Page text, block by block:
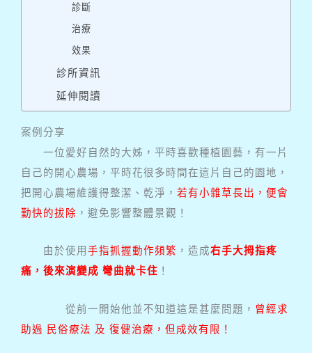
診斷
治療
效果
診所資訊
延伸閱讀
案例分享
一位愛好自然的大姊，平時喜歡種植園藝，有一片
自己的開心農場，平時花很多時間在這片自己的園地，
把開心農場維護得整潔、乾淨， 若有小雜草長出，便會
勤快的拔除 ，避免影響整體景觀！
由於使用手指抓握動作頻繁 ，造成右手大拇指疼
痛，後來演變成 彎曲就卡住 ！
從前一開始他並不知道這是甚麼問題， 曾經求
助過 民俗療法 及 復健治療，但成效有限！